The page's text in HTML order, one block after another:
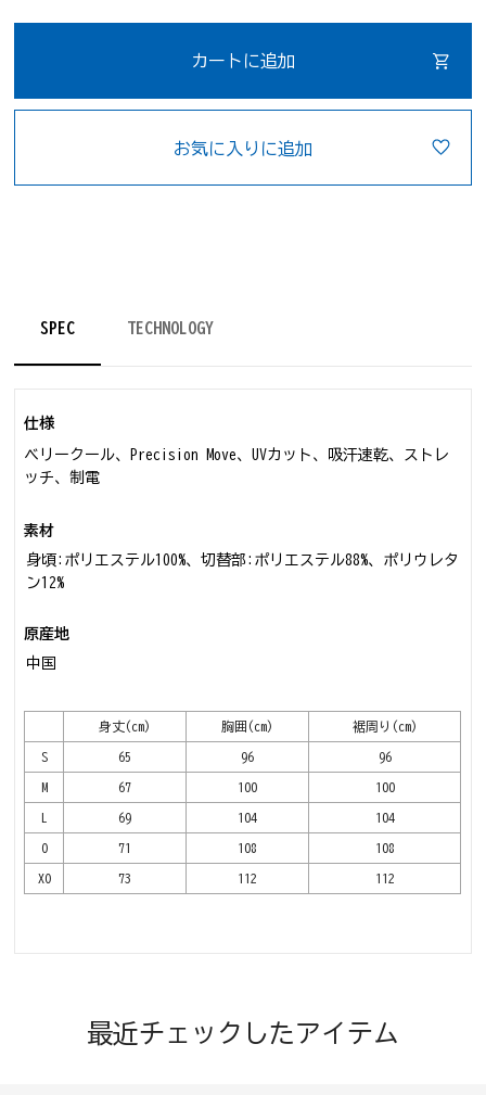
カートに追加
お気に入りに追加
SPEC TECHNOLOGY
仕様
ベリークール、Precision Move、UVカット、吸汗速乾、ストレ
ッチ、制電
素材
身頃:ポリエステル100%、切替部:ポリエステル88%、ポリウレタ
ン12%
原産地
中国
身丈(cm) 胸囲(cm) 裾周り(cm)
S 65 96 96
M 67 100 100
L 69 104 104
O 71 108 108
XO 73 112 112
最近チェックしたアイテム